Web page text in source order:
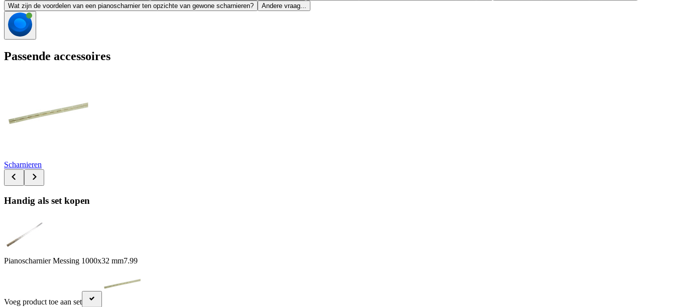
Wat zijn de voordelen van een pianoscharnier ten opzichte van gewone scharnieren?
Andere vraag...
Passende accessoires
Scharnieren
Handig als set kopen
Pianoscharnier Messing 1000x32 mm7.99
Voeg product toe aan set